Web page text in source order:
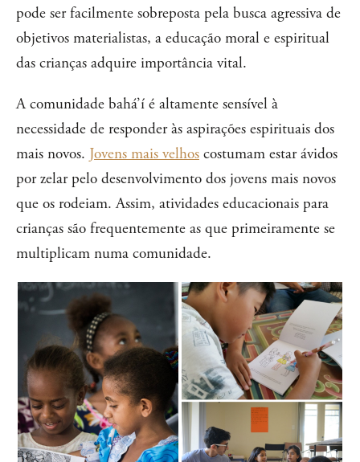
pode ser facilmente sobreposta pela busca agressiva de
objetivos materialistas, a educação moral e espiritual
das crianças adquire importância vital.
A comunidade bahá’í é altamente sensível à
necessidade de responder às aspirações espirituais dos
mais novos. Jovens mais velhos costumam estar ávidos
por zelar pelo desenvolvimento dos jovens mais novos
que os rodeiam. Assim, atividades educacionais para
crianças são frequentemente as que primeiramente se
multiplicam numa comunidade.